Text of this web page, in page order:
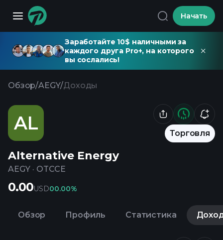
Начать
Заработайте 10$ наличными за
каждого друга Pro+, на которого
вы сослались!
Обзор/AEGY/Доходы
AL Торговля
Alternative Energy
AEGY · OTCCE
0.00USD00.00%
Обзор Профиль Статистика